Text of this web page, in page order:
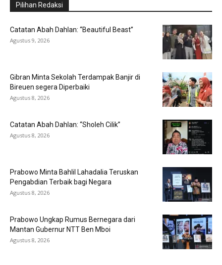
Pilihan Redaksi
Catatan Abah Dahlan: “Beautiful Beast”
Agustus 9, 2026
Gibran Minta Sekolah Terdampak Banjir di
Bireuen segera Diperbaiki
Agustus 8, 2026
Catatan Abah Dahlan: “Sholeh Cilik”
Agustus 8, 2026
Prabowo Minta Bahlil Lahadalia Teruskan
Pengabdian Terbaik bagi Negara
Agustus 8, 2026
Prabowo Ungkap Rumus Bernegara dari
Mantan Gubernur NTT Ben Mboi
Agustus 8, 2026